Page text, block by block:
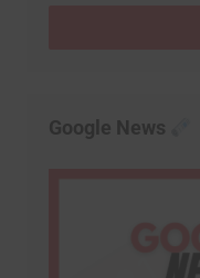
Google News